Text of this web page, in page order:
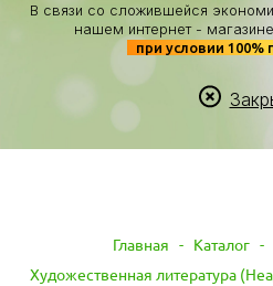
В связи со сложившейся
нашем интернет -
при условии
Главная - Каталог -
Художественная литература